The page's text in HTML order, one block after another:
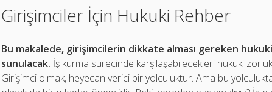
Girişimciler İçin Hukuki Rehber
Bu makalede, girişimcilerin dikkate alması gereken
sunulacak. İş kurma sürecinde karşılaşabilecekleri hukuki
Girişimci olmak, heyecan verici bir yolculuktur. Ama bu